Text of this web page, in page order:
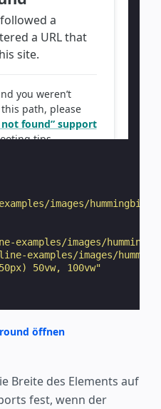
images/
images/
examples/images/
50vw, 100vw"
öffnen
Breite des Elements auf
fest, wenn der